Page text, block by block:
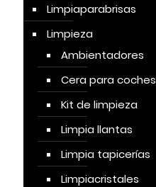
Limpiaparabrisas
Limpieza
Ambientadores
Cera para coches
Kit de limpieza
Limpia llantas
Limpia tapicerías
Limpiacristales